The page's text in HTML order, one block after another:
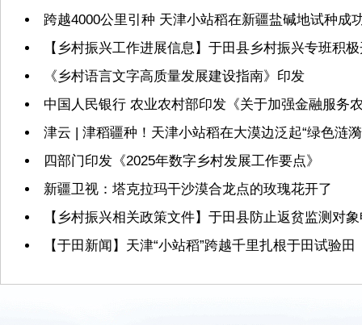
跨越4000公里引种 天津小站稻在新疆盐碱地试种成
【乡村振兴工作进展信息】于田县乡村振兴专班积
《乡村语言文字高质量发展建设指南》印发
中国人民银行 农业农村部印发《关于加强金融服务
津云 | 津稻疆种！天津小站稻在大漠边泛起“绿色涟漪
四部门印发《2025年数字乡村发展工作要点》
新疆卫视：塔克拉玛干沙漠合龙点的玫瑰花开了
【乡村振兴相关政策文件】于田县防止返贫监测对
【于田新闻】天津“小站稻”跨越千里扎根于田试验田